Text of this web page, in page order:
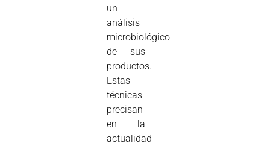
un
análisis
microbiológico
de sus
productos.
Estas
técnicas
precisan
en la
actualidad